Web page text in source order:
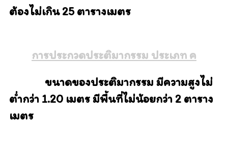
ต้องไม่เกิน 25 ตารางเมตร
การประกวดประติมากรรม ประเภท ค
ขนาดของประติมากรรม มีความสูงไม่
ต่ำกว่า 1.20 เมตร มีพื้นที่ไม่น้อยกว่า 2 ตาราง
เมตร